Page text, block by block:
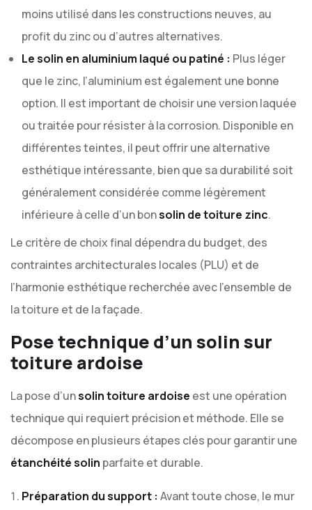
moins utilisé dans les constructions neuves, au
profit du zinc ou d’autres alternatives.
Le solin en aluminium laqué ou patiné : Plus léger
que le zinc, l’aluminium est également une bonne
option. Il est important de choisir une version laquée
ou traitée pour résister à la corrosion. Disponible en
différentes teintes, il peut offrir une alternative
esthétique intéressante, bien que sa durabilité soit
généralement considérée comme légèrement
inférieure à celle d’un bonsolin de toiture zinc.
Le critère de choix final dépendra du budget, des
contraintes architecturales locales (PLU) et de
l’harmonie esthétique recherchée avec l’ensemble de
la toiture et de la façade.
Pose technique d’un solin sur
toiture ardoise
La pose d’unsolin toiture ardoise est une opération
technique qui requiert précision et méthode. Elle se
décompose en plusieurs étapes clés pour garantir une
étanchéité solin parfaite et durable.
Préparation du support : Avant toute chose, le mur